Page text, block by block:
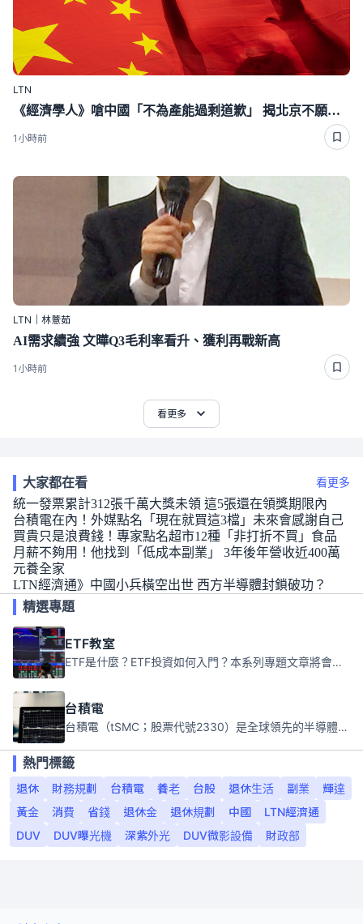
LTN
《經濟學人》嗆中國「不為產能過剩道歉」 揭北京不願面對1真相
1小時前
LTN｜林薏茹
AI需求續強 文曄Q3毛利率看升、獲利再戰新高
1小時前
看更多
大家都在看 看更多
統一發票累計312張千萬大獎未領 這5張還在領獎期限內
台積電在內！外媒點名「現在就買這3檔」未來會感謝自己
買貴只是浪費錢！專家點名超市12種「非打折不買」食品
月薪不夠用！他找到「低成本副業」 3年後年營收近400萬
元養全家
LTN經濟通》中國小兵橫空出世 西方半導體封鎖破功？
精選專題
ETF教室
ETF是什麼？ETF投資如何入門？本系列專題文章將會告訴你新手必須知道的ETF基礎知識。
台積電
台積電（tSMC；股票代號2330）是全球領先的半導體代工公司，成立於1987年，總部位於台灣新竹。且已於美國、日本、德國及中國設廠，台積電是全球首家專業積體電路製造服務公司，也是全球最先進和最大規模的半導體代工廠。
熱門標籤
退休
財務規劃 台積電 養老 台股 退休生活 副業
輝達
黃金
消費 省錢 退休金 退休規劃 中國
LTN經濟通
DUV
DUV曝光機 深紫外光 DUV微影設備 財政部